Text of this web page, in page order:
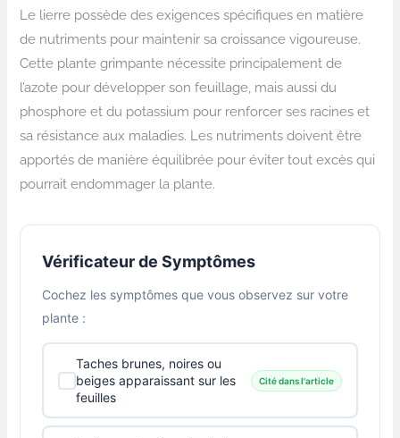
Le lierre possède des exigences spécifiques en matière
de nutriments pour maintenir sa croissance vigoureuse.
Cette plante grimpante nécessite principalement de
l’azote pour développer son feuillage, mais aussi du
phosphore et du potassium pour renforcer ses racines et
sa résistance aux maladies. Les nutriments doivent être
apportés de manière équilibrée pour éviter tout excès qui
pourrait endommager la plante.
Vérificateur de Symptômes
Cochez les symptômes que vous observez sur votre
plante :
Taches brunes, noires ou
beiges apparaissant sur les
feuilles
Cité dans l'article